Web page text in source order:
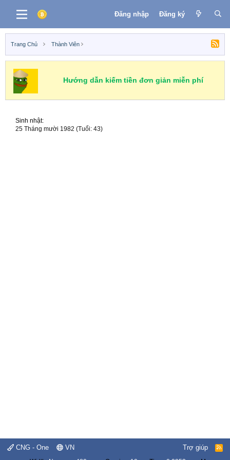
Đăng nhập Đăng ký
Trang Chủ Thành Viên
Hướng dẫn kiếm tiền đơn giản miễn phí
Sinh nhật
25 Tháng mười 1982 (Tuổi: 43)
CNG - One VN Trợ giúp
R